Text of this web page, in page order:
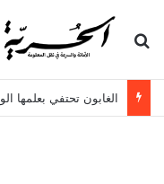
بحث عن